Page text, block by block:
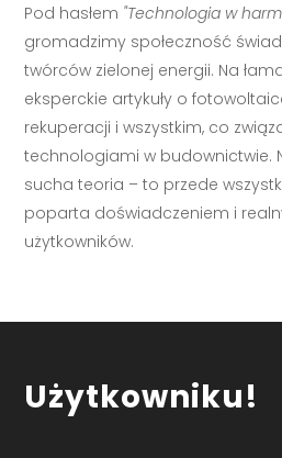
Pod hasłem "Technologia w
gromadzimy społeczność
twórców zielonej energii. Na
eksperckie artykuły o
rekuperacji i wszystkim, co
technologiami w budownictwie.
sucha teoria – to przede
poparta doświadczeniem i
użytkowników.
Użytkowniku!